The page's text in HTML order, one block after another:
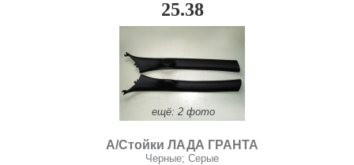
25.38
ещё: 2 фото
А/Стойки ЛАДА ГРАНТА
Черные; Серые